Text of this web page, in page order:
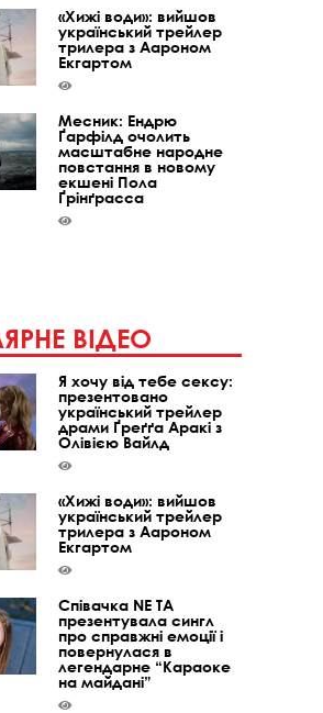
«Хижі води»: вийшов
український трейлер
трилера з Аароном
Екгартом
Месник: Ендрю
Ґарфілд очолить
масштабне народне
повстання в новому
екшені Пола
Ґрінґрасса
ВІДЕО
Я хочу від тебе сексу:
презентовано
український трейлер
драми Ґреґґа Аракі з
Олівією Вайлд
«Хижі води»: вийшов
український трейлер
трилера з Аароном
Екгартом
Співачка NE TA
презентувала сингл
про справжні емоції і
повернулася в
легендарне “Караоке
на майдані”